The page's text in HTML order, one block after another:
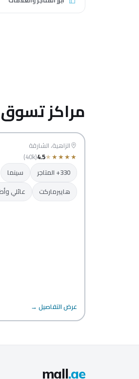
مراكز
الشارقة
سيتي سنتر
الزاهية، الشارقة
★
★
★
★
★
4.5
(40k)
330+ المتاجر
سينما
هايبرماركت
عائلي
عرض التفاصيل →
mall.ae